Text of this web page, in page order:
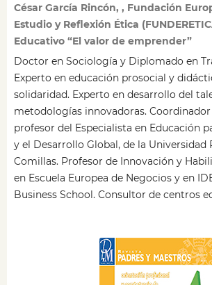
César García Rincón, , Fundación
Estudio y Reflexión Ética
Educativo “El valor de emprender”
Doctor en Sociología y Diplomado en
Experto en educación prosocial y
solidaridad. Experto en desarrollo del
metodologías innovadoras.
profesor del Especialista en Educación
y el Desarrollo Global, de la Universidad
Comillas. Profesor de Innovación y
en Escuela Europea de Negocios y en
Business School. Consultor de centros